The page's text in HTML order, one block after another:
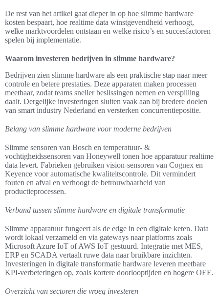
De rest van het artikel gaat dieper in op hoe slimme hardware
kosten bespaart, hoe realtime data winstgevendheid verhoogt,
welke marktvoordelen ontstaan en welke risico’s en succesfactoren
spelen bij implementatie.
Waarom investeren bedrijven in slimme hardware?
Bedrijven zien slimme hardware als een praktische stap naar meer
controle en betere prestaties. Deze apparaten maken processen
meetbaar, zodat teams sneller beslissingen nemen en verspilling
daalt. Dergelijke investeringen sluiten vaak aan bij bredere doelen
van smart industry Nederland en versterken concurrentiepositie.
Belang van slimme hardware voor moderne bedrijven
Slimme sensoren van Bosch en temperatuur- &
vochtigheidssensoren van Honeywell tonen hoe apparatuur realtime
data levert. Fabrieken gebruiken vision-sensoren van Cognex en
Keyence voor automatische kwaliteitscontrole. Dit vermindert
fouten en afval en verhoogt de betrouwbaarheid van
productieprocessen.
Verband tussen slimme hardware en digitale transformatie
Slimme apparatuur fungeert als de edge in een digitale keten. Data
wordt lokaal verzameld en via gateways naar platforms zoals
Microsoft Azure IoT of AWS IoT gestuurd. Integratie met MES,
ERP en SCADA vertaalt ruwe data naar bruikbare inzichten.
Investeringen in digitale transformatie hardware leveren meetbare
KPI-verbeteringen op, zoals kortere doorlooptijden en hogere OEE.
Overzicht van sectoren die vroeg investeren